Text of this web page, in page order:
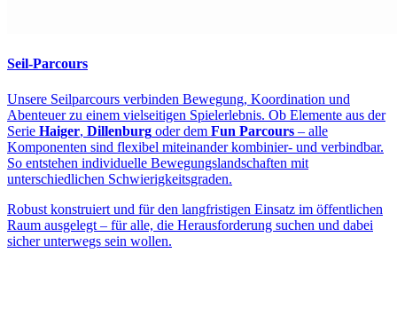
Seil-Parcours
Unsere Seilparcours verbinden Bewegung, Koordination und
Abenteuer zu einem vielseitigen Spielerlebnis. Ob Elemente aus der
Serie Haiger, Dillenburg oder dem Fun Parcours – alle
Komponenten sind flexibel miteinander kombinier- und verbindbar.
So entstehen individuelle Bewegungslandschaften mit
unterschiedlichen Schwierigkeitsgraden.
Robust konstruiert und für den langfristigen Einsatz im öffentlichen
Raum ausgelegt – für alle, die Herausforderung suchen und dabei
sicher unterwegs sein wollen.